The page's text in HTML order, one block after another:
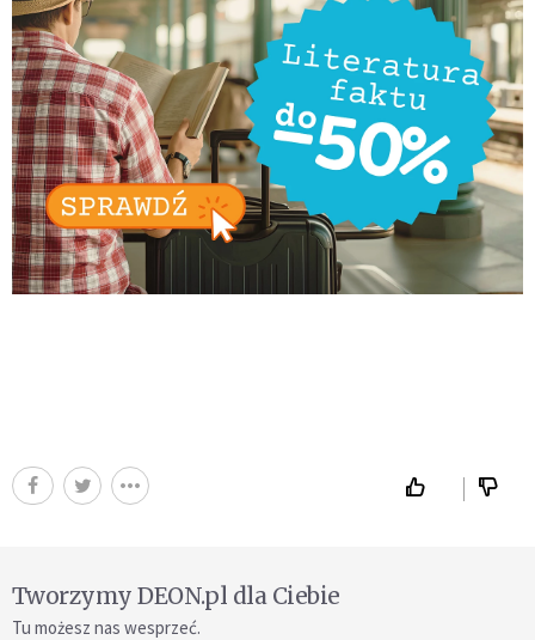
Tworzymy DEON.pl dla Ciebie
Tu możesz nas wesprzeć.